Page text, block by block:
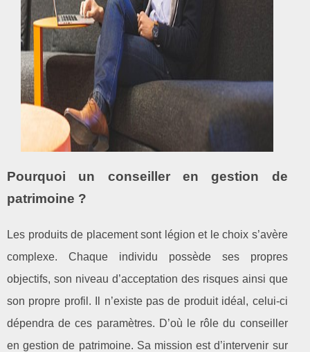
Pourquoi un conseiller en gestion de
patrimoine ?
Les produits de placement sont légion et le choix s’avère
complexe. Chaque individu possède ses propres
objectifs, son niveau d’acceptation des risques ainsi que
son propre profil. Il n’existe pas de produit idéal, celui-ci
dépendra de ces paramètres. D’où le rôle du conseiller
en gestion de patrimoine. Sa mission est d’intervenir sur